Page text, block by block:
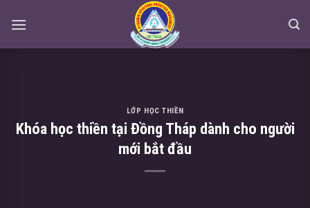
LỚP HỌC THIỀN
Khóa học thiền tại Đồng Tháp dành cho người
mới bắt đầu